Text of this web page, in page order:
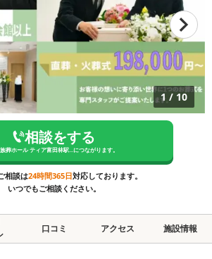
1 / 10
相談をする
葬ホール ティア富田林駅...につながります。
相談は24時間365日対応しております。
いつでもご相談ください。
口コミ アクセス 施設情報